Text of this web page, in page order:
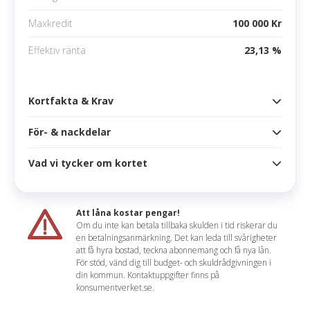
Mobila betalningsmetoder
Samsung pay
Maxkredit 100 000 Kr
Effektiv ränta 23,13 %
Kortfakta & Krav
Kortfakta
Årsavgift
Ränta
Effektiv ränta
23,13 %
Räntefritt
60 dagar
Korttyp
För- & nackdelar
Fördelar
Ingen årsavgift och 60 dagars kostnadsfri kredit
Samla bonuspoäng på alla inköp
Dubbla poäng hos Volvo, Tanka, Tvätta och hos
laddaktörer för elbilar
Reseförsäkring och 2 köpförsäkringar
Vad vi tycker om kortet
Håkan sammanfattar
Med 60 dagars räntefritt för alla köp, en låg ränta
efter denna period samt faktumet att du inte
Att låna kostar pengar!
Om du inte kan betala tillbaka skulden i tid riskerar du
en betalningsanmärkning. Det kan leda till svårigheter
att få hyra bostad, teckna abonnemang och få nya lån.
För stöd, vänd dig till budget- och skuldrådgivningen i
din kommun. Kontaktuppgifter finns på
konsumentverket.se.